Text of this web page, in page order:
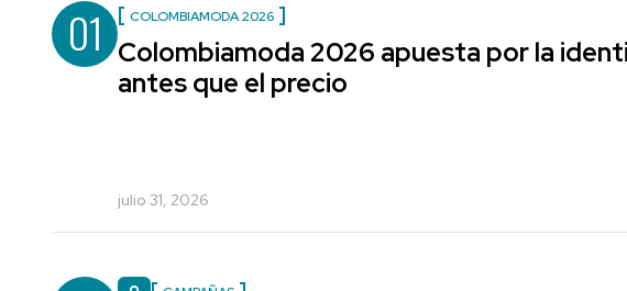
01 COLOMBIAMODA 2026
Colombiamoda 2026 apuesta por la
antes que el precio
julio 31, 2026